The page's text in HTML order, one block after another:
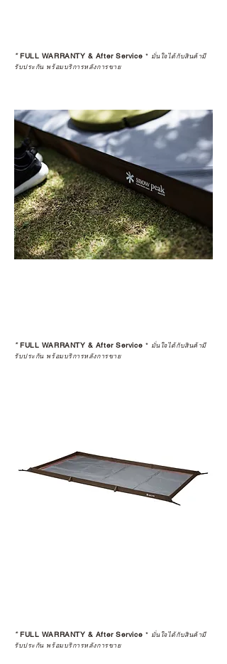
ในอุปกรณ์ที่คุณรัก มีคุณค่าอย่าง
ตัวแทนจำหน่ายที่ได้รับการแต่งตั้ง
เพื่อให้คุณได้รับทั้งสินค้า และ
ประสบการณ์ที่สมบูรณ์แบบในระยะ
ยาว
อ่านต่อเรื่องการรับประกันสินค้าได้
ตรงนี้
>>https://www.campstudio.co.th/
warranty
*FULL WARRANTY & After Service * มั่นใจได้กับสินค้ามี
รับประกัน พร้อมบริการหลังการขาย
*FULL WARRANTY & After Service * มั่นใจได้กับสินค้ามี
รับประกัน พร้อมบริการหลังการขาย
*FULL WARRANTY & After Service * มั่นใจได้กับสินค้ามี
รับประกัน พร้อมบริการหลังการขาย